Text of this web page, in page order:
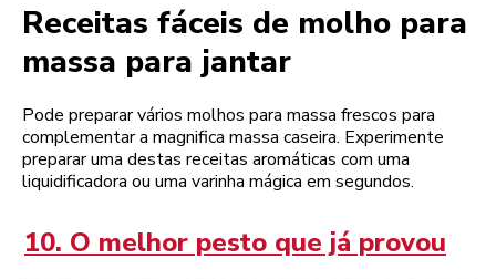
Receitas fáceis de molho para
massa para jantar
Pode preparar vários molhos para massa frescos para
complementar a magnifica massa caseira. Experimente
preparar uma destas receitas aromáticas com uma
liquidificadora ou uma varinha mágica em segundos.
10. O melhor pesto que já provou